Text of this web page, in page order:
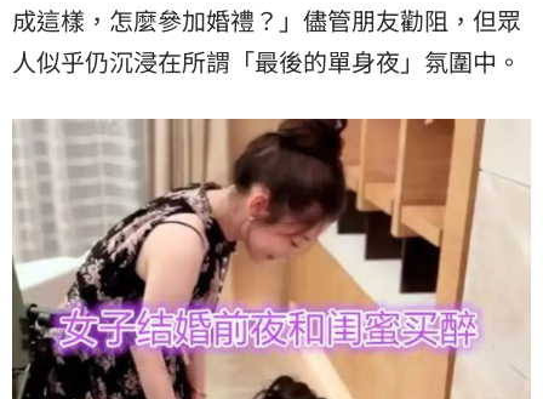
成這樣，怎麼參加婚禮？」儘管朋友勸阻，但眾
人似乎仍沉浸在所謂「最後的單身夜」氛圍中。